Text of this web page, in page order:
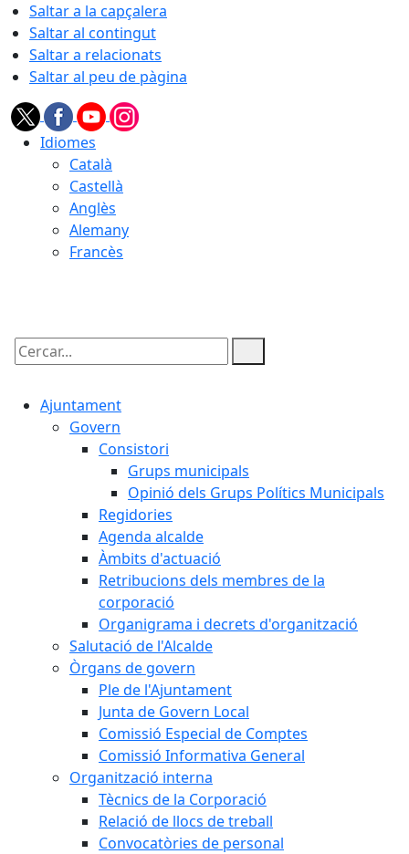
Saltar a la capçalera
Saltar al contingut
Saltar a relacionats
Saltar al peu de pàgina
Idiomes
Català
Castellà
Anglès
Alemany
Francès
Cercar:
Ajuntament
Govern
Consistori
Grups municipals
Opinió dels Grups Polítics Municipals
Regidories
Agenda alcalde
Àmbits d'actuació
Retribucions dels membres de la
corporació
Organigrama i decrets d'organització
Salutació de l'Alcalde
Òrgans de govern
Ple de l'Ajuntament
Junta de Govern Local
Comissió Especial de Comptes
Comissió Informativa General
Organització interna
Tècnics de la Corporació
Relació de llocs de treball
Convocatòries de personal